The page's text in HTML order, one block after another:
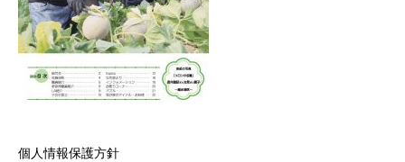
個人情報保護方針